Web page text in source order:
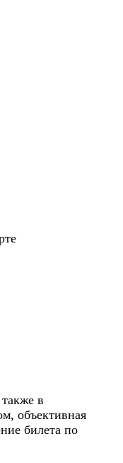
в
объективная
билета по